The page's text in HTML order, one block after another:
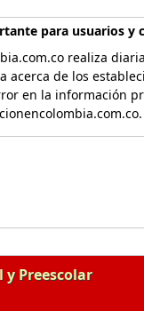
para usuarios y
realiza
acerca de los
en la información
y Preescolar